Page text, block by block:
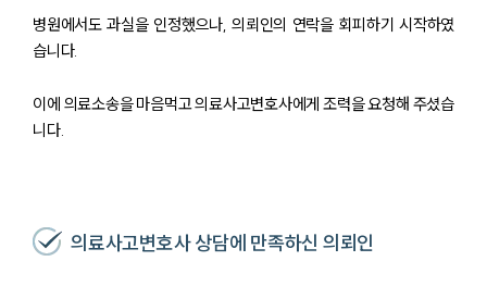
병원에서도 과실을 인정했으나, 의뢰인의 연락을 회피하기 시작하였
습니다.
이에 의료소송을 마음먹고 의료사고변호사에게 조력을 요청해 주셨습
니다.
의료사고변호사 상담에 만족하신 의뢰인